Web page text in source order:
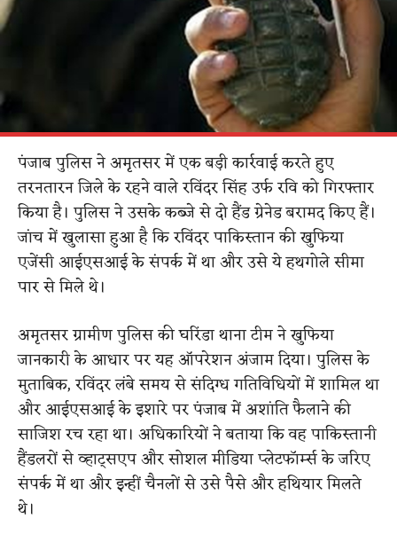
पंजाब पुलिस ने अमृतसर में एक बड़ी कार्रवाई करते हुए
तरनतारन जिले के रहने वाले रविंदर सिंह उर्फ रवि को गिरफ्तार
किया है। पुलिस ने उसके कब्जे से दो हैंड ग्रेनेड बरामद किए हैं।
जांच में खुलासा हुआ है कि रविंदर पाकिस्तान की खुफिया
एजेंसी आईएसआई के संपर्क में था और उसे ये हथगोले सीमा
पार से मिले थे।
अमृतसर ग्रामीण पुलिस की घरिंडा थाना टीम ने खुफिया
जानकारी के आधार पर यह ऑपरेशन अंजाम दिया। पुलिस के
मुताबिक, रविंदर लंबे समय से संदिग्ध गतिविधियों में शामिल था
और आईएसआई के इशारे पर पंजाब में अशांति फैलाने की
साजिश रच रहा था। अधिकारियों ने बताया कि वह पाकिस्तानी
हैंडलरों से व्हाट्सएप और सोशल मीडिया प्लेटफॉर्म्स के जरिए
संपर्क में था और इन्हीं चैनलों से उसे पैसे और हथियार मिलते
थे।